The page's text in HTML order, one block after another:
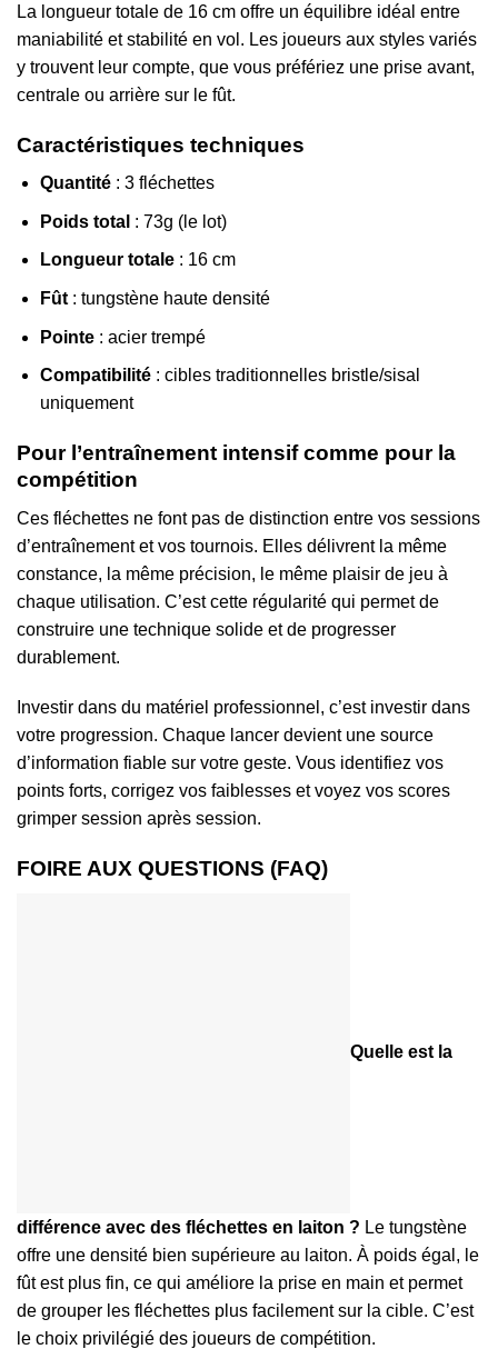
La longueur totale de 16 cm offre un équilibre idéal entre
maniabilité et stabilité en vol. Les joueurs aux styles variés
y trouvent leur compte, que vous préfériez une prise avant,
centrale ou arrière sur le fût.
Caractéristiques techniques
Quantité: 3 fléchettes
Poids total : 73g (le lot)
Longueur totale: 16 cm
Fût: tungstène haute densité
Pointe: acier trempé
Compatibilité: cibles traditionnelles bristle/sisal
uniquement
Pour l’entraînement intensif comme pour la
compétition
Ces fléchettes ne font pas de distinction entre vos sessions
d’entraînement et vos tournois. Elles délivrent la même
constance, la même précision, le même plaisir de jeu à
chaque utilisation. C’est cette régularité qui permet de
construire une technique solide et de progresser
durablement.
Investir dans du matériel professionnel, c’est investir dans
votre progression. Chaque lancer devient une source
d’information fiable sur votre geste. Vous identifiez vos
points forts, corrigez vos faiblesses et voyez vos scores
grimper session après session.
FOIRE AUX QUESTIONS (FAQ)
Quelle est la
différence avec des fléchettes en laiton ? Le tungstène
offre une densité bien supérieure au laiton. À poids égal, le
fût est plus fin, ce qui améliore la prise en main et permet
de grouper les fléchettes plus facilement sur la cible. C’est
le choix privilégié des joueurs de compétition.